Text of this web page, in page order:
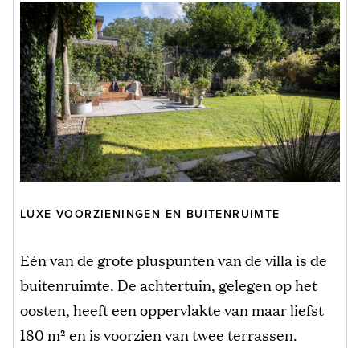
LUXE VOORZIENINGEN EN BUITENRUIMTE
Eén van de grote pluspunten van de villa is de
buitenruimte. De achtertuin, gelegen op het
oosten, heeft een oppervlakte van maar liefst
180 m² en is voorzien van twee terrassen.